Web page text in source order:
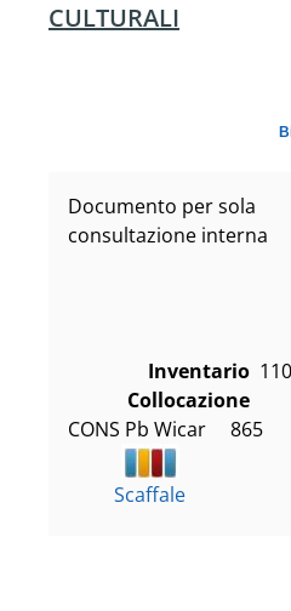
CULTURALI
Documento per sola
consultazione interna
Inventario
Collocazione
CONS Pb Wicar     865
Scaffale